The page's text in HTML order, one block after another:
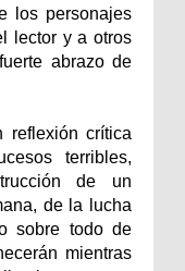
los personajes
lector y a otros
abrazo de
reflexión crítica
terribles,
de un
de la lucha
sobre todo de
mientras